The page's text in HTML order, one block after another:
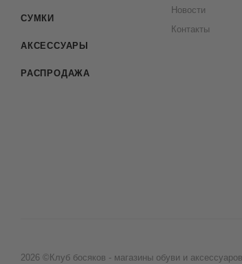
СУМКИ
АКСЕССУАРЫ
РАСПРОДАЖА
Новости
Контакты
2026 ©Клуб босяков - магазины обуви и